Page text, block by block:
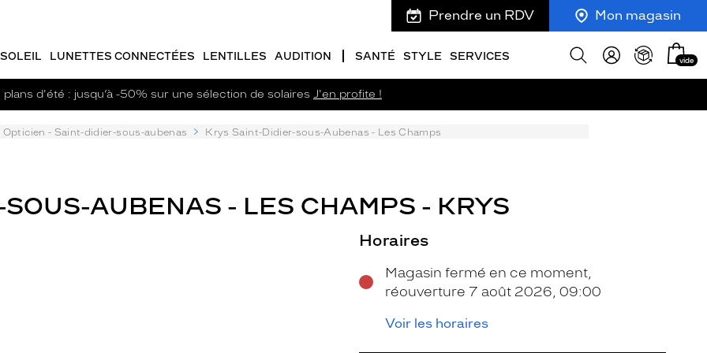
Prendre un RDV Mon magasin
LUNETTES CONNECTÉES LENTILLES AUDITION SANTÉ STYLE SERVICES
Afficher
Mon
panier
vide
plans d'été : jusqu’à -50% sur une sélection de solaires J'en profite !
Opticien - Saint-didier-sous-aubenas Krys Saint-Didier-sous-Aubenas - Les Champs
AUBENAS - LES CHAMPS - KRYS
Horaires
Magasin fermé en ce moment,
réouverture 7 août 2026, 09:00
Voir les horaires